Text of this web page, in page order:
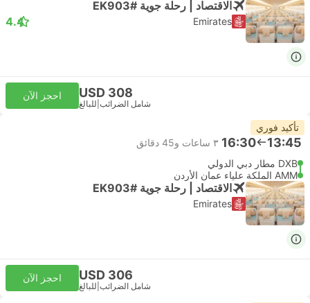
الاقتصاد | رحلة جوية #EK903
Emirates
4.4
USD 308
شامل الضرائب للبالغ
احجز الآن
تأكيد فوري
13:45
16:30 ٣ ساعات و‫45 دقائق
DXB مطار دبي الدولي
AMM الملكة علياء عمان الأردن
الاقتصاد | رحلة جوية #EK903
Emirates
USD 306
شامل الضرائب للبالغ
احجز الآن